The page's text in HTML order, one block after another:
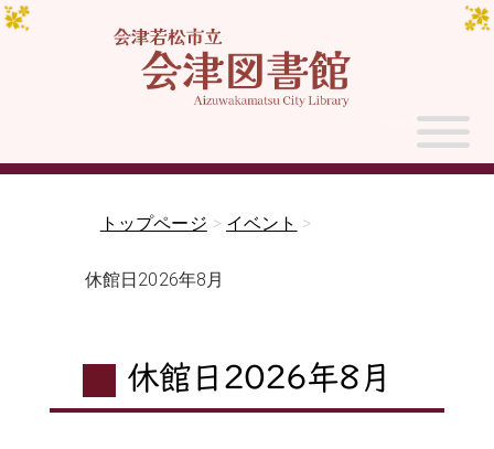
トップページ > イベント >
休館日2026年8月
休館日2026年8月